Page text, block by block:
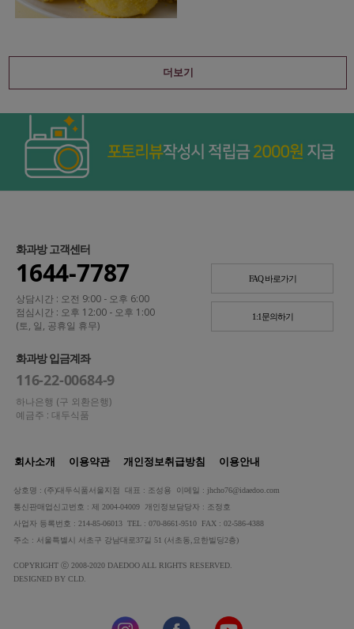
더보기
화과방 고객센터
1644-7787
상담시간 : 오전 9:00 - 오후 6:00
점심시간 : 오후 12:00 - 오후 1:00
(토, 일, 공휴일 휴무)
FAQ 바로가기
1:1문의하기
화과방 입금계좌
116-22-00684-9
하나은행 (구 외환은행)
예금주 : 대두식품
회사소개 이용약관 개인정보취급방침 이용안내
상호명 : (주)대두식품서울지점 대표 : 조성용 이메일 : jhcho76@idaedoo.com
통신판매업신고번호 : 제 2004-04009 개인정보담당자 : 조정호
사업자 등록번호 : 214-85-06013 TEL : 070-8661-9510 FAX : 02-586-4388
주소 : 서울특별시 서초구 강남대로37길 51 (서초동,요한빌딩2층)
COPYRIGHT ⓒ 2008-2020 DAEDOO ALL RIGHTS RESERVED.
DESIGNED BY CLD.